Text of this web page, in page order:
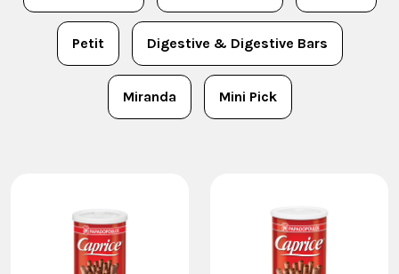
Petit Digestive & Digestive Bars
Miranda Mini Pick